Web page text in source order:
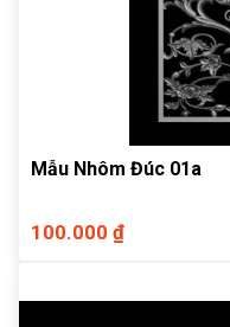
Mẫu Nhôm Đúc 01a
100.000 ₫